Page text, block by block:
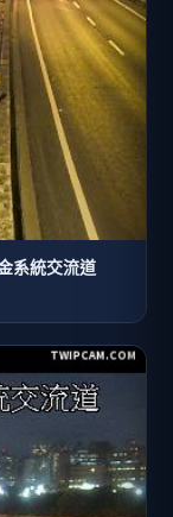
系統交流道